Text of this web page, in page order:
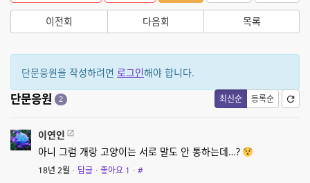
이전회 다음회 목록
단문응원을 작성하려면 로그인해야 합니다.
최신순 등록순
단문응원 2
이연인
아니 그럼 개랑 고양이는 서로 말도 안 통하는데…?
18년 2월 · 답글 · 좋아요 1 · #